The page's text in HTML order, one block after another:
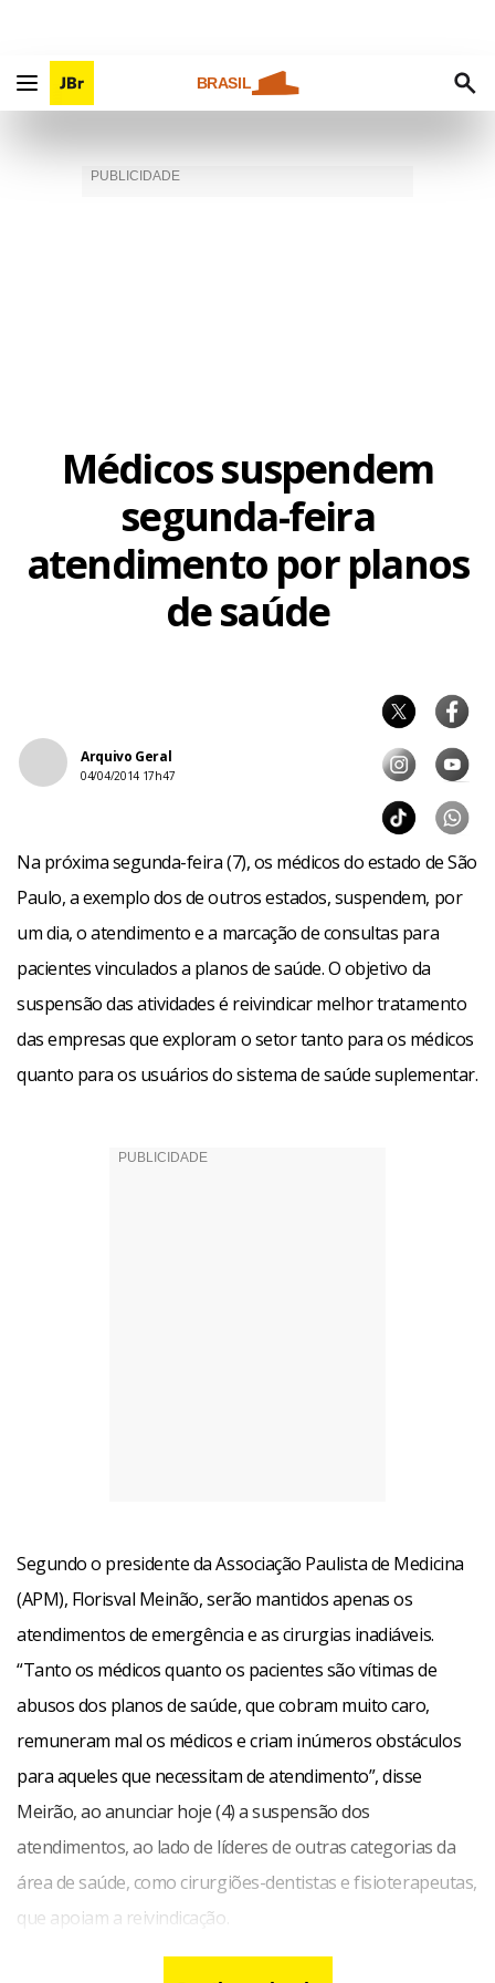
BRASIL
Médicos suspendem
segunda-feira
atendimento por planos
de saúde
Arquivo Geral
04/04/2014 17h47
Na próxima segunda-feira (7), os médicos do estado de São
Paulo, a exemplo dos de outros estados, suspendem, por
um dia, o atendimento e a marcação de consultas para
pacientes vinculados a planos de saúde. O objetivo da
suspensão das atividades é reivindicar melhor tratamento
das empresas que exploram o setor tanto para os médicos
quanto para os usuários do sistema de saúde suplementar.
Segundo o presidente da Associação Paulista de Medicina
(APM), Florisval Meinão, serão mantidos apenas os
atendimentos de emergência e as cirurgias inadiáveis.
“Tanto os médicos quanto os pacientes são vítimas de
abusos dos planos de saúde, que cobram muito caro,
remuneram mal os médicos e criam inúmeros obstáculos
para aqueles que necessitam de atendimento”, disse
Meirão, ao anunciar hoje (4) a suspensão dos
atendimentos, ao lado de líderes de outras categorias da
área de saúde, como cirurgiões-dentistas e fisioterapeutas,
que apoiam a reivindicação.